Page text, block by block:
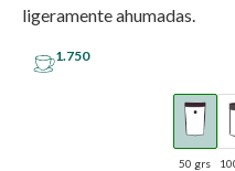
ligeramente ahumadas.
1.750
50 grs